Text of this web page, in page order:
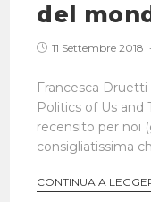
del
11 Settembre 2018
Francesca
Politics of Us and
recensito per noi
consigliatissima
CONTINUA A